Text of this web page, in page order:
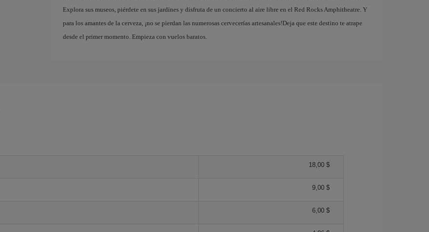
Explora sus museos, piérdete en sus jardines y disfruta de un concierto al aire libre en el Red Rocks Amphitheatre. Y
para los amantes de la cerveza, ¡no se pierdan las numerosas cervecerías artesanales!Deja que este destino te atrape
desde el primer momento. Empieza con vuelos baratos.
18,00 $
9,00 $
6,00 $